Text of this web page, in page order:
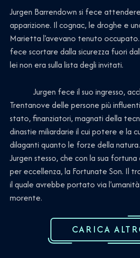
Jurgen Barrendown si fece
apparizione. Il cognac, le droghe e
Marietta l'avevano tenuto
fece scortare dalla sicurezza fuori
lei non era sulla lista degli invitati.
Jurgen fece il suo ingresso,
Trentanove delle persone più
stato, finanziatori, magnati della
dinastie miliardarie il cui potere e la
dilaganti quanto le forze della
Jurgen stesso, che con la sua
per eccellenza, la Fortunate Son. Il
il quale avrebbe portato via l'umanità
morente.
CARICA